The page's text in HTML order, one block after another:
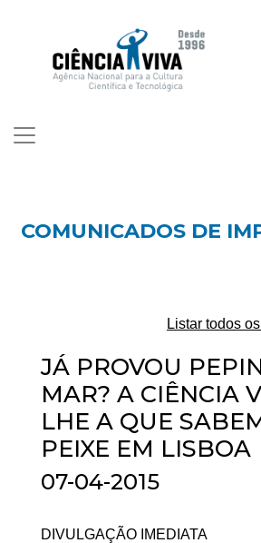
COMUNICADOS DE
Listar todos
JÁ PROVOU
MAR? A CIÊNCIA
LHE A QUE
PEIXE EM LISBOA
07-04-2015
DIVULGAÇÃO IMEDIATA